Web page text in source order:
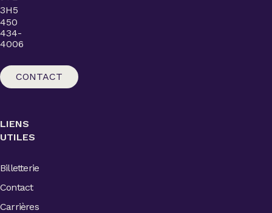
3H5
450
434-
4006
CONTACT
LIENS
UTILES
Billetterie
Contact
Carrières